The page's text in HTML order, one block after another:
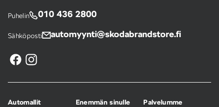
Puhelin 010 436 2800
Sähköposti automyynti@skodabrandstore.fi
Automallit Enemmän sinulle Palvelumme